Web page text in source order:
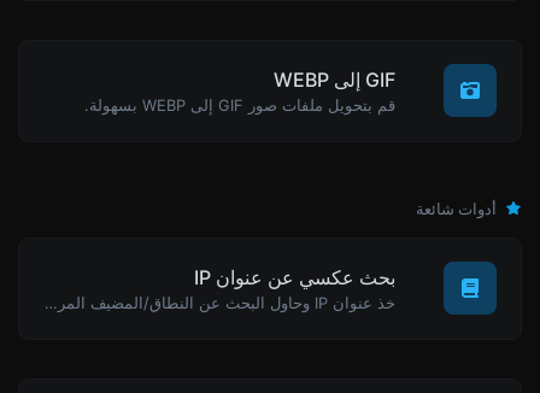
GIF إلى WEBP
قم بتحويل ملفات صور GIF إلى WEBP بسهولة.
أدوات شائعة
بحث عكسي عن عنوان IP
خذ عنوان IP وحاول البحث عن النطاق/المضيف المرتبط به.